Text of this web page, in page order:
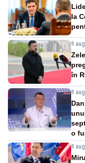
la
9
în
9
o
9